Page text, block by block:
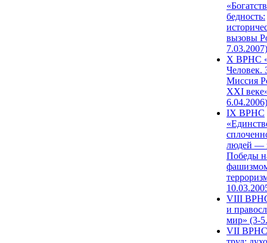
бедность:
вызовы
7.03.2007)
X ВРНС
Человек.
Миссия
XXI
6.04.2006)
IX ВРНС
людей —
Победы
VIII
и
мир» (3-
VII ВРНС